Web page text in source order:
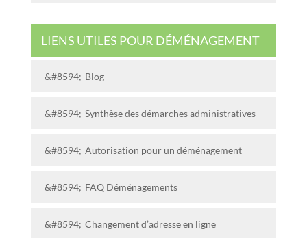
LIENS UTILES POUR DÉMÉNAGEMENT
Blog
Synthèse des démarches administratives
Autorisation pour un déménagement
FAQ Déménagements
Changement d’adresse en ligne